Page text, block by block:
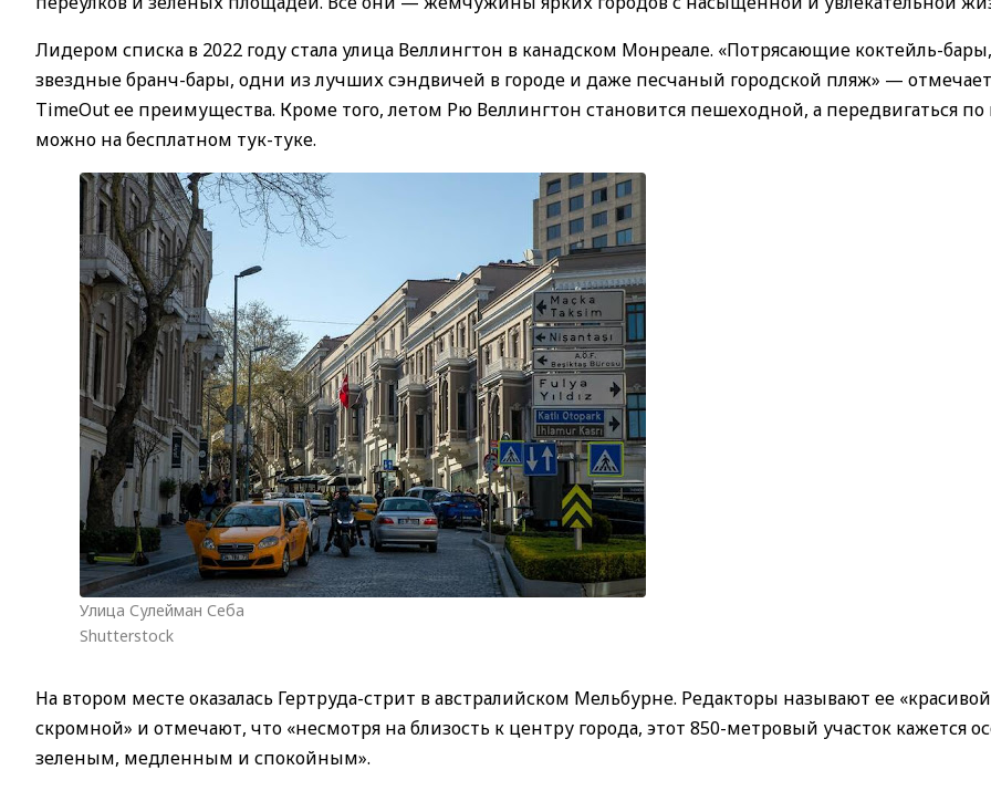
Лидером списка в 2022 году стала улица Веллингтон в канадском Монреале. «Потрясающие коктейль-бары,
звездные бранч-бары, одни из лучших сэндвичей в городе и даже песчаный городской пляж» — отмечает
TimeOut ее преимущества. Кроме того, летом Рю Веллингтон становится пешеходной, а передвигаться по
можно на бесплатном тук-туке.
Улица Сулейман Себа
Shutterstock
На втором месте оказалась Гертруда-стрит в австралийском Мельбурне. Редакторы называют ее
скромной» и отмечают, что «несмотря на близость к центру города, этот 850-метровый участок кажется
зеленым, медленным и спокойным».